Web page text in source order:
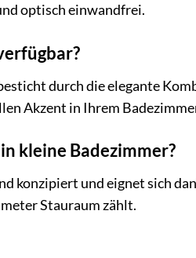
optisch einwandfrei.
durch die elegante
Akzent in Ihrem
kleine Badezimmer?
konzipiert und eignet sich
Stauraum zählt.